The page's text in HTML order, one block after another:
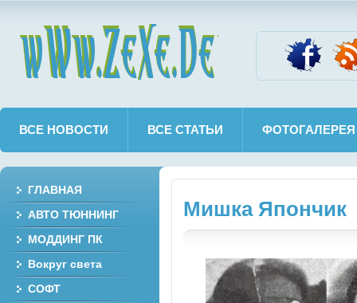
ВСЕ НОВОСТИ ВСЕ СТАТЬИ ФОТОГАЛЕРЕЯ
Мишка Япончик
ГЛАВНАЯ
АВТО ТЮННИНГ
МОДДИНГ ПК
Вокруг света
СОФТ